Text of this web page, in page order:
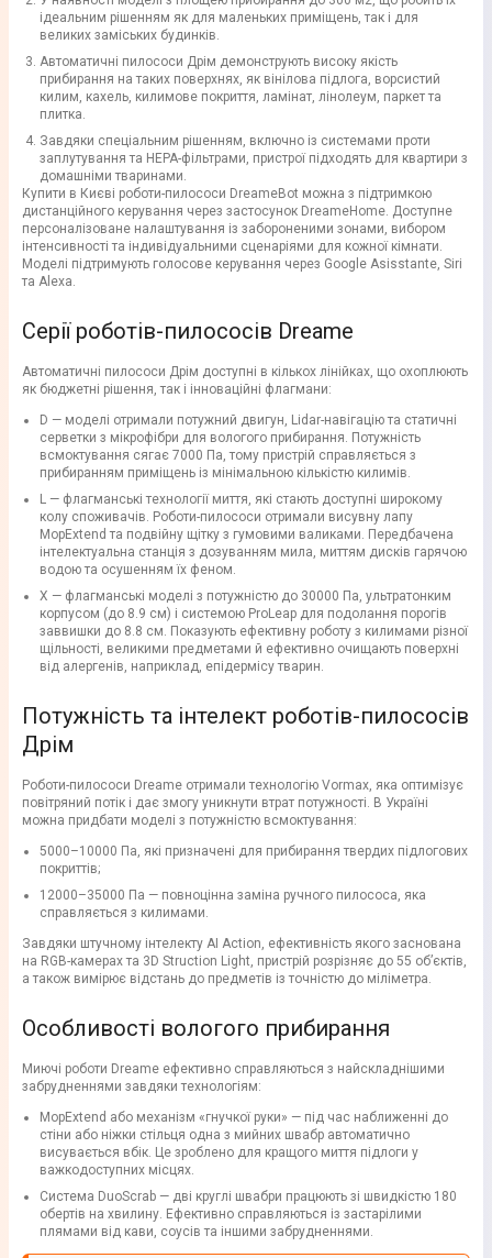
ідеальним рішенням як для маленьких приміщень, так і для
великих заміських будинків.
Автоматичні пилососи Дрім демонструють високу якість
прибирання на таких поверхнях, як вінілова підлога, ворсистий
килим, кахель, килимове покриття, ламінат, лінолеум, паркет та
плитка.
Завдяки спеціальним рішенням, включно із системами проти
заплутування та HEPA-фільтрами, пристрої підходять для квартири з
домашніми тваринами.
Купити в Києві роботи-пилососи DreameBot можна з підтримкою
дистанційного керування через застосунок DreameHome. Доступне
персоналізоване налаштування із забороненими зонами, вибором
інтенсивності та індивідуальними сценаріями для кожної кімнати.
Моделі підтримують голосове керування через Google Asisstante, Siri
та Alexa.
Серії роботів-пилососів Dreame
Автоматичні пилососи Дрім доступні в кількох лінійках, що охоплюють
як бюджетні рішення, так і інноваційні флагмани:
D — моделі отримали потужний двигун, Lidar-навігацію та статичні
серветки з мікрофібри для вологого прибирання. Потужність
всмоктування сягає 7000 Па, тому пристрій справляється з
прибиранням приміщень із мінімальною кількістю килимів.
L — флагманські технології миття, які стають доступні широкому
колу споживачів. Роботи-пилососи отримали висувну лапу
MopExtend та подвійну щітку з гумовими валиками. Передбачена
інтелектуальна станція з дозуванням мила, миттям дисків гарячою
водою та осушенням їх феном.
X — флагманські моделі з потужністю до 30000 Па, ультратонким
корпусом (до 8.9 см) і системою ProLeap для подолання порогів
заввишки до 8.8 см. Показують ефективну роботу з килимами різної
щільності, великими предметами й ефективно очищають поверхні
від алергенів, наприклад, епідермісу тварин.
Потужність та інтелект роботів-пилососів
Дрім
Роботи-пилососи Dreame отримали технологію Vormax, яка оптимізує
повітряний потік і дає змогу уникнути втрат потужності. В Україні
можна придбати моделі з потужністю всмоктування:
5000–10000 Па, які призначені для прибирання твердих підлогових
покриттів;
12000–35000 Па — повноцінна заміна ручного пилососа, яка
справляється з килимами.
Завдяки штучному інтелекту AI Action, ефективність якого заснована
на RGB-камерах та 3D Struction Light, пристрій розрізняє до 55 об’єктів,
а також вимірює відстань до предметів із точністю до міліметра.
Особливості вологого прибирання
Миючі роботи Dreame ефективно справляються з найскладнішими
забрудненнями завдяки технологіям:
MopExtend або механізм «гнучкої руки» — під час наближенні до
стіни або ніжки стільця одна з мийних швабр автоматично
висувається вбік. Це зроблено для кращого миття підлоги у
важкодоступних місцях.
Система DuoScrab — дві круглі швабри працюють зі швидкістю 180
обертів на хвилину. Ефективно справляються із застарілими
плямами від кави, соусів та іншими забрудненнями.